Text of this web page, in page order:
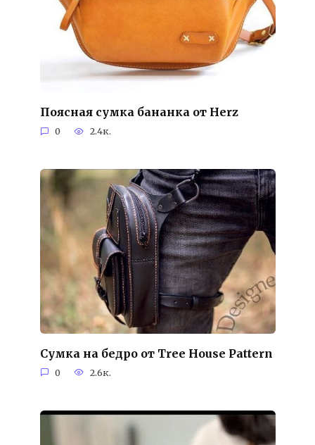
Поясная сумка бананка от Herz
0 2.4к.
Сумка на бедро от Tree House Pattern
0 2.6к.